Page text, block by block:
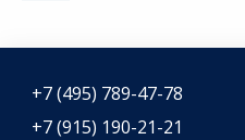
+7 (495) 789-47-78
+7 (915) 190-21-21